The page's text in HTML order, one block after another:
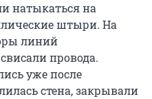
натыкаться на
штыри. На
линий
провода.
уже после
стена, закрывали